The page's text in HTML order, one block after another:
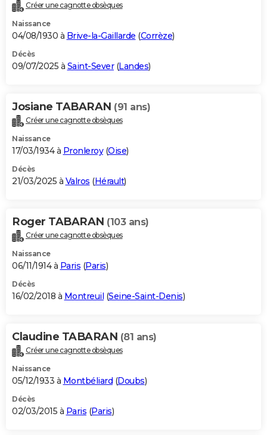
Destinations
City break
Voyage nature
Voyage de noces
Forum
Climat
+PHOTO
GUIDES D'ACHAT
BONS PLANS
Carte de Noël
Carte Bonne année
Carte Saint-Valentin
Carte Pâques
Carte d'anniversaire
DICTIONNAIRE
Dictionnaire
Biographies
Citations
Expressions
Proverbes
PROGRAMME TV
S'inscrire
Se connecter
Lycées
Collèges
Primaires
Universités
Entreprises
Service militaire
Avis de recherche
AVIS DE DÉCÈS
Bricolage
Lifestyle
Culture
Sport
Auto
Television
Voyage
Cinema
Créer une cagnotte obsèques
Naissance
04/08/1930 à Brive-la-Gaillarde (Corrèze)
Décès
09/07/2025 à Saint-Sever(Landes)
Josiane TABARAN (91 ans)
Créer une cagnotte obsèques
Naissance
17/03/1934 à Pronleroy(Oise)
Décès
21/03/2025 à Valros (Hérault)
Roger TABARAN (103 ans)
Créer une cagnotte obsèques
Naissance
06/11/1914 à Paris (Paris)
Décès
16/02/2018 à Montreuil (Seine-Saint-Denis)
Claudine TABARAN (81 ans)
Créer une cagnotte obsèques
Naissance
05/12/1933 à Montbéliard (Doubs)
Décès
02/03/2015 à Paris (Paris)